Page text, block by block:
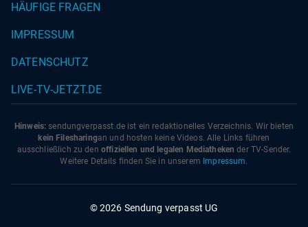
HÄUFIGE FRAGEN
IMPRESSUM
DATENSCHUTZ
LIVE-TV-JETZT.DE
Hinweis: sendungverpasst.de ist ein redaktionelles Verzeichnis. Wir bieten
kein Filesharingan und hosten keine Videos. Alle Links führen
ausschließlich zu den offiziellen und legalen Mediatheken der TV-Sender.
Weitere Details finden Sie in unserem Impressum.
© 2026 Sendung verpasst UG